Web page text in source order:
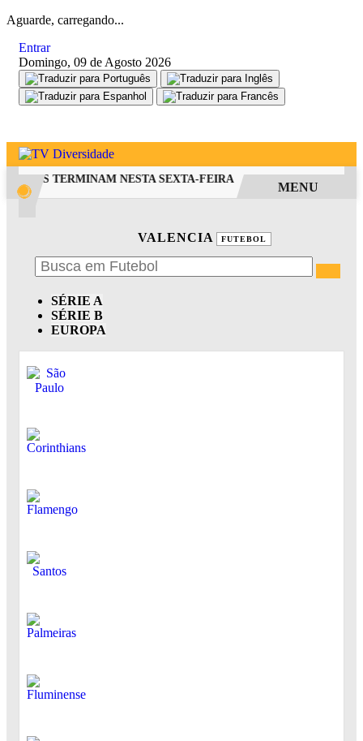
Aguarde, carregando...
Entrar
Domingo, 09 de Agosto 2026
FIES TERMINAM NESTA SEXTA-FEIRA SAIBA COMO PEDIR
MENU
VALENCIA FUTEBOL
SÉRIE A
SÉRIE B
EUROPA